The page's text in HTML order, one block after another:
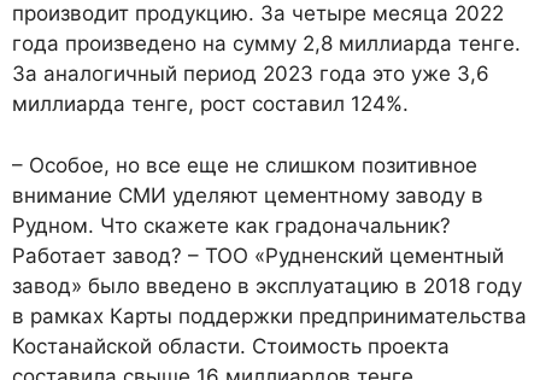
производит продукцию. За четыре месяца 2022
года произведено на сумму 2,8 миллиарда тенге.
За аналогичный период 2023 года это уже 3,6
миллиарда тенге, рост составил 124%.
– Особое, но все еще не слишком позитивное
внимание СМИ уделяют цементному заводу в
Рудном. Что скажете как градоначальник?
Работает завод? – ТОО «Рудненский цементный
завод» было введено в эксплуатацию в 2018 году
в рамках Карты поддержки предпринимательства
Костанайской области. Стоимость проекта